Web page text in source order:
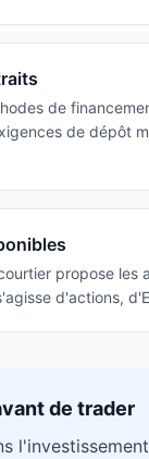
de
de dépôt
propose les
d'actions,
de trader